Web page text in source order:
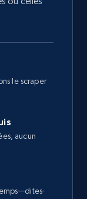
le scraper
aucun